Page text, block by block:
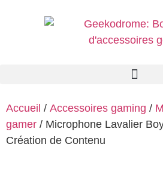
Accueil / Accessoires gaming /
gamer / Microphone Lavalier
Création de Contenu